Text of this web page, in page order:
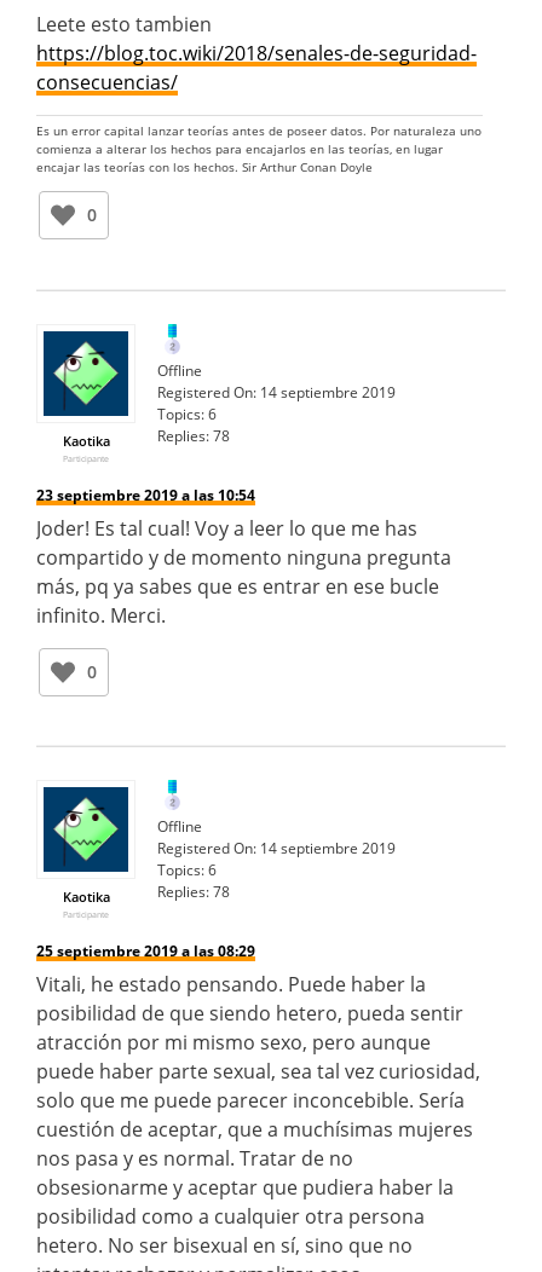
Leete esto tambien
https://blog.toc.wiki/2018/senales-de-seguridad-
consecuencias/
Es un error capital lanzar teorías antes de poseer datos. Por naturaleza uno
comienza a alterar los hechos para encajarlos en las teorías, en lugar
encajar las teorías con los hechos. Sir Arthur Conan Doyle
0
Kaotika
Participante
Offline
Registered On: 14 septiembre 2019
Topics:6
Replies:78
23 septiembre 2019 a las 10:54
Joder! Es tal cual! Voy a leer lo que me has
compartido y de momento ninguna pregunta
más, pq ya sabes que es entrar en ese bucle
infinito. Merci.
0
Kaotika
Participante
Offline
Registered On: 14 septiembre 2019
Topics:6
Replies:78
25 septiembre 2019 a las 08:29
Vitali, he estado pensando. Puede haber la
posibilidad de que siendo hetero, pueda sentir
atracción por mi mismo sexo, pero aunque
puede haber parte sexual, sea tal vez curiosidad,
solo que me puede parecer inconcebible. Sería
cuestión de aceptar, que a muchísimas mujeres
nos pasa y es normal. Tratar de no
obsesionarme y aceptar que pudiera haber la
posibilidad como a cualquier otra persona
hetero. No ser bisexual en sí, sino que no